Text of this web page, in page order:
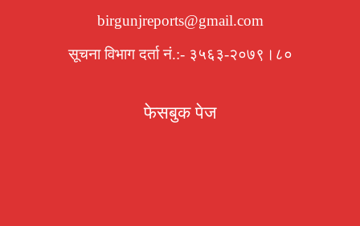
birgunjreports@gmail.com
सूचना विभाग दर्ता नं.:- ३५६३-२०७९।८०
फेसबुक पेज